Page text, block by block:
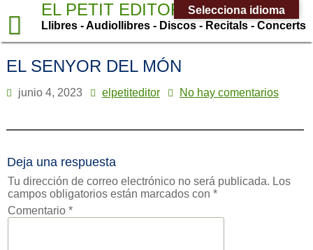
contenido
EL PETIT EDITOR
Llibres - Audiollibres - Discos - Recitals - Concerts
EL SENYOR DEL MÓN
junio 4, 2023 elpetiteditor No hay comentarios
Deja una respuesta
Tu dirección de correo electrónico no será publicada. Los
campos obligatorios están marcados con *
Comentario *
Selecciona idioma